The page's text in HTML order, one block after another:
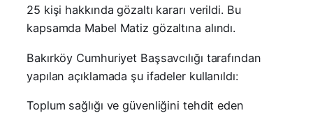
25 kişi hakkında gözaltı kararı verildi. Bu
kapsamda Mabel Matiz gözaltına alındı.
Bakırköy Cumhuriyet Başsavcılığı tarafından
yapılan açıklamada şu ifadeler kullanıldı:
Toplum sağlığı ve güvenliğini tehdit eden